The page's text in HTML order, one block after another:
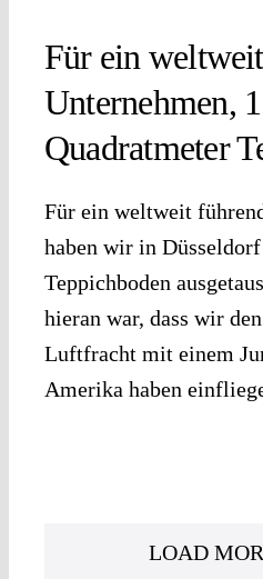
Für ein
Unternehmen,
Quadratmeter
Für ein weltweit
haben wir in
Teppichboden
hieran war, dass wir
Luftfracht mit einem
Amerika haben
LOAD